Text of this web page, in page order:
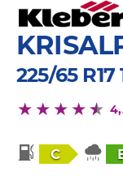
225/65 R17
C